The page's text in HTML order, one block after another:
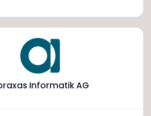
Informatik AG